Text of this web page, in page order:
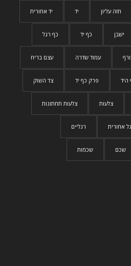
חזה עליון יד יד אחורית
ישבן כף יד כף רגל
עמוד שדרה עצם בריח
פרק כף יד צד השוק
צלעות צלעות תחתונות
אחורית רגליים
שכם שכמות